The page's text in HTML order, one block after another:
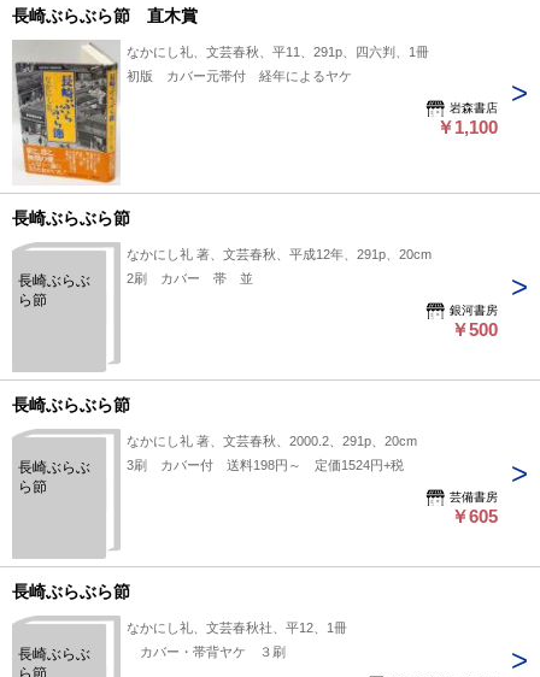
長崎ぶらぶら節 直木賞
なかにし礼、文芸春秋、平11、291p、四六判、1冊
初版 カバー元帯付 経年によるヤケ
岩森書店
￥1,100
長崎ぶらぶら節
長崎ぶらぶ
ら節
なかにし礼 著、文芸春秋、平成12年、291p、20cm
2刷 カバー 帯 並
銀河書房
￥500
長崎ぶらぶら節
長崎ぶらぶ
ら節
なかにし礼 著、文芸春秋、2000.2、291p、20cm
3刷 カバー付 送料198円～ 定価1524円+税
芸備書房
￥605
長崎ぶらぶら節
長崎ぶらぶ
ら節
なかにし礼、文芸春秋社、平12、1冊
カバー・帯背ヤケ ３刷